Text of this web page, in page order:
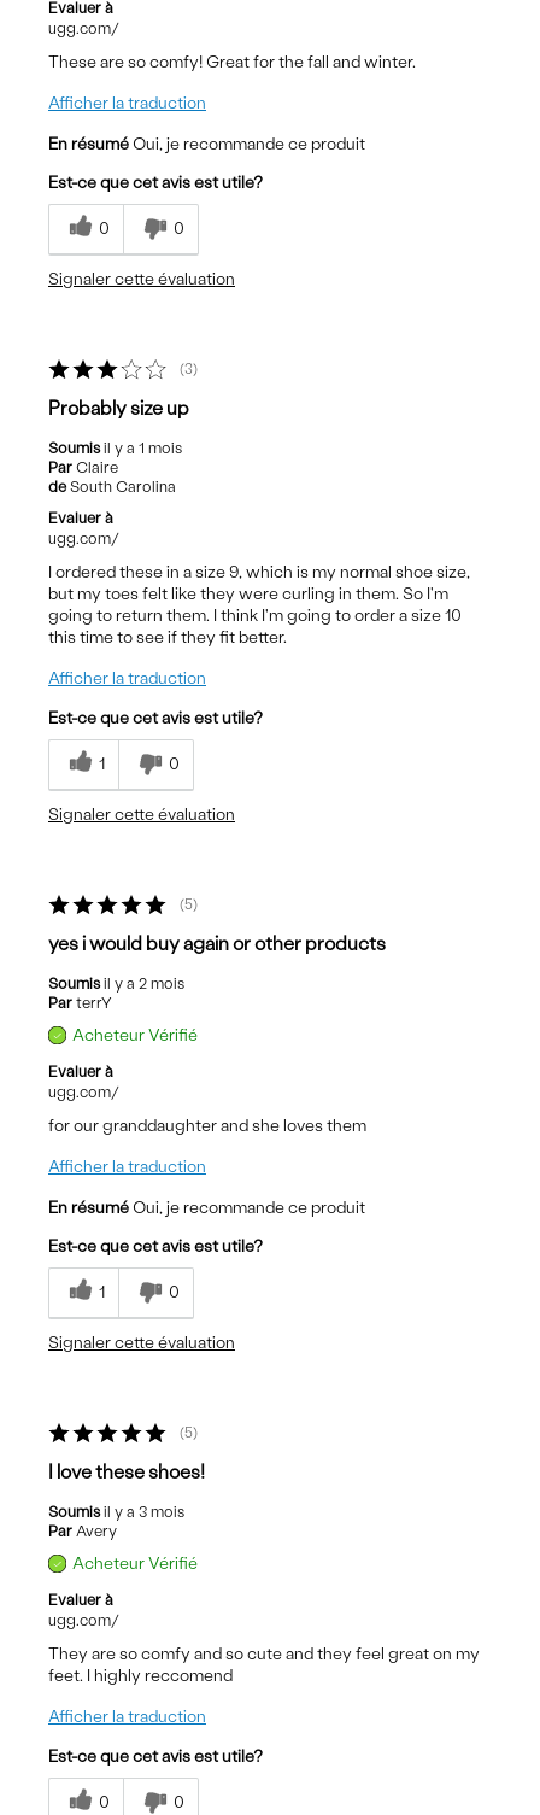
Evaluer à
ugg.com/
These are so comfy! Great for the fall and winter.
Afficher la traduction
En résumé Oui, je recommande ce produit
Est-ce que cet avis est utile?
0 0
Signaler cette évaluation
3
Probably size up
Soumisil y a 1 mois
Par Claire
de South Carolina
Evaluer à
ugg.com/
I ordered these in a size 9, which is my normal shoe size,
but my toes felt like they were curling in them. So I'm
going to return them. I think I'm going to order a size 10
this time to see if they fit better.
Afficher la traduction
Est-ce que cet avis est utile?
1 0
Signaler cette évaluation
5
yes i would buy again or other products
Soumisil y a 2 mois
Par terrY
Acheteur Vérifié
Evaluer à
ugg.com/
for our granddaughter and she loves them
Afficher la traduction
En résumé Oui, je recommande ce produit
Est-ce que cet avis est utile?
1 0
Signaler cette évaluation
5
I love these shoes!
Soumisil y a 3 mois
Par Avery
Acheteur Vérifié
Evaluer à
ugg.com/
They are so comfy and so cute and they feel great on my
feet. I highly reccomend
Afficher la traduction
Est-ce que cet avis est utile?
0 0